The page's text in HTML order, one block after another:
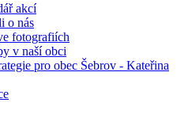
akcí
o nás
fotografiích
v naší obci
pro obec Šebrov - Kateřina